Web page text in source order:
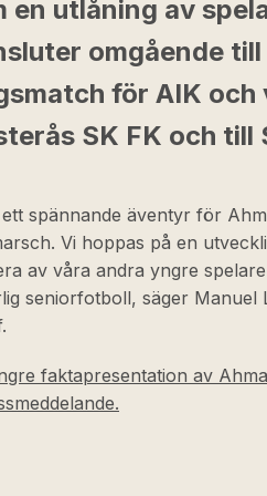
en utlåning av
omgående
för AIK
SK FK och till
spännande äventyr för
Vi hoppas på en
av våra andra yngre
seniorfotboll, säger
faktapresentation av